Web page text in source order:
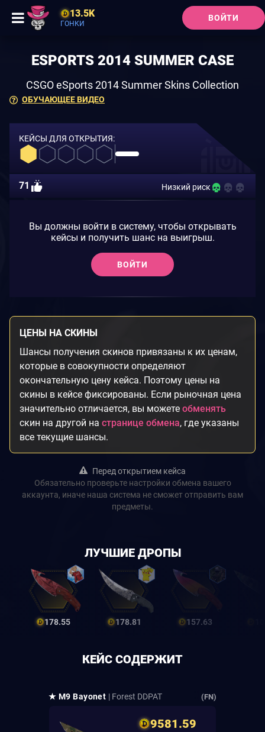
13.5K
ГОНКИ
ВОЙТИ
ОБУЧАЮЩЕЕ ВИДЕО
ESPORTS 2014 SUMMER CASE
CSGO eSports 2014 Summer Skins Collection
КЕЙСЫ ДЛЯ ОТКРЫТИЯ:
71 Низкий риск
Вы должны войти в систему, чтобы открывать
кейсы и получить шанс на выигрыш.
ВОЙТИ
ЦЕНЫ НА СКИНЫ
Шансы получения скинов привязаны к их ценам,
которые в совокупности определяют
окончательную цену кейса. Поэтому цены на
скины в кейсе фиксированы. Если рыночная цена
значительно отличается, вы можете обменять
скин на другой на странице обмена, где указаны
все текущие шансы.
Перед открытием кейса
Обязательно проверьте настройки обмена вашего
аккаунта, иначе наша система не сможет отправить вам
предметы.
ЛУЧШИЕ ДРОПЫ
178.55 178.81 157.63
КЕЙС СОДЕРЖИТ
★ M9 Bayonet | Forest DDPAT (FN)
9581.59